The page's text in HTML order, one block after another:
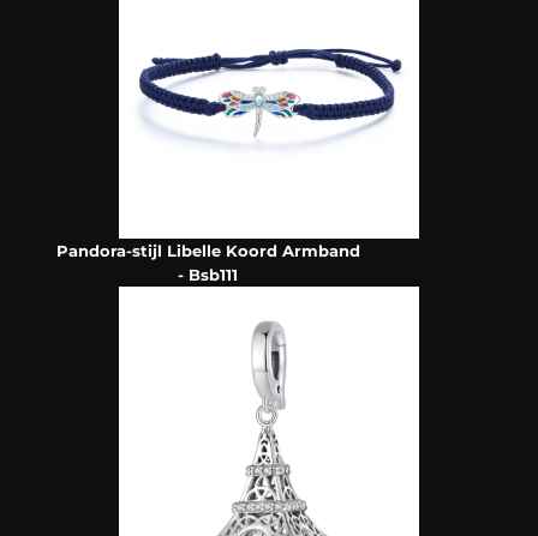
Pandora-stijl Libelle Koord Armband
- Bsb111